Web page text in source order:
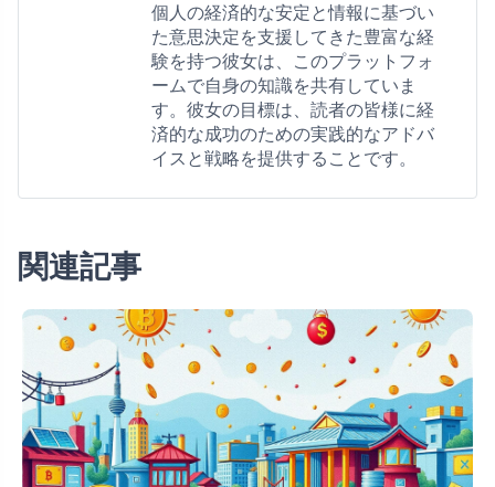
個人の経済的な安定と情報に基づい
た意思決定を支援してきた豊富な経
験を持つ彼女は、このプラットフォ
ームで自身の知識を共有していま
す。彼女の目標は、読者の皆様に経
済的な成功のための実践的なアドバ
イスと戦略を提供することです。
関連記事